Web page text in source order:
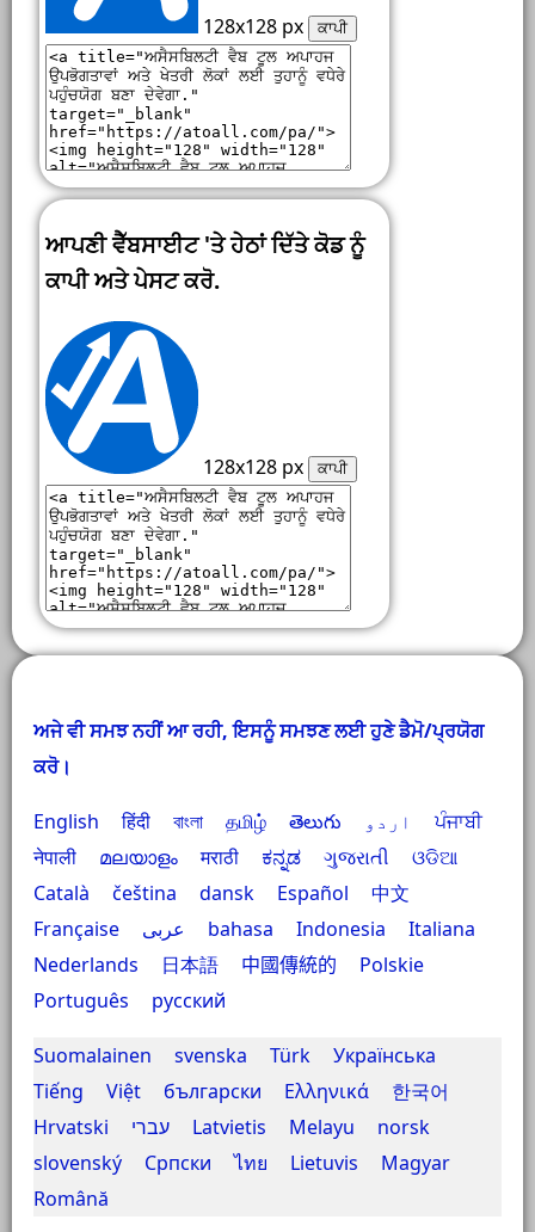
128x128 px ਕਾਪੀ
ਆਪਣੀ ਵੈੱਬਸਾਈਟ 'ਤੇ ਹੇਠਾਂ ਦਿੱਤੇ ਕੋਡ ਨੂੰ
ਕਾਪੀ ਅਤੇ ਪੇਸਟ ਕਰੋ.
128x128 px ਕਾਪੀ
ਅਜੇ ਵੀ ਸਮਝ ਨਹੀਂ ਆ ਰਹੀ, ਇਸਨੂੰ ਸਮਝਣ ਲਈ ਹੁਣੇ ਡੈਮੋ/ਪ੍ਰਯੋਗ
ਕਰੋ।
English हिंदी বাংলা தமிழ் తెలుగు اردو
ਪੰਜਾਬੀ
नेपाली
മലയാളം मराठी ಕನ್ನಡ ગુજરાતી
ଓଡିଆ
Català
čeština dansk Español
中文
Française
عربى bahasa Indonesia
Italiana
Nederlands
日本語 中國傳統的
Polskie
Português
русский
Suomalainen svenska Türk
Українська
Tiếng Việt
български Ελληνικά
한국어
Hrvatski
עברי Latvietis Melayu
norsk
slovenský
Српски ไทย Lietuvis
Magyar
Română